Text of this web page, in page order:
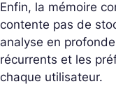
Enfin, la mémoire
contente pas de
analyse en
récurrents et les
chaque utilisateur.